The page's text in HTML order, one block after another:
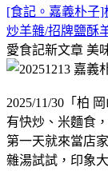
[食記。嘉義朴子
炒羊雜/招牌鹽酥
愛食記新文章 美
2025/11/30「柏
有快炒、米麵食
第一天就來當店
雜湯試試，印象